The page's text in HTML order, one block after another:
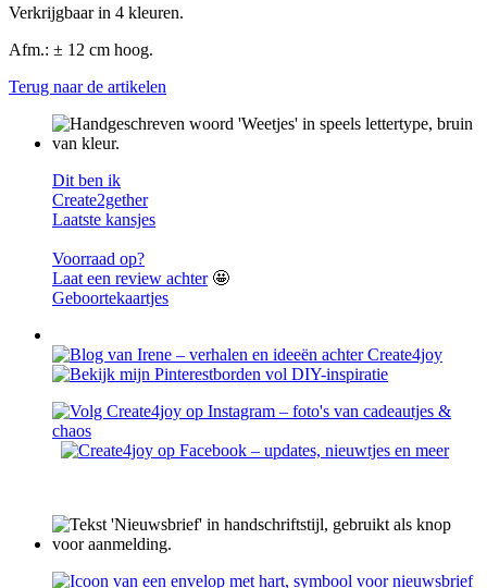
Verkrijgbaar in 4 kleuren.
Afm.: ± 12 cm hoog.
Terug naar de artikelen
Dit ben ik
Create2gether
Laatste kansjes
Voorraad op?
Laat een review achter🤩
Geboortekaartjes